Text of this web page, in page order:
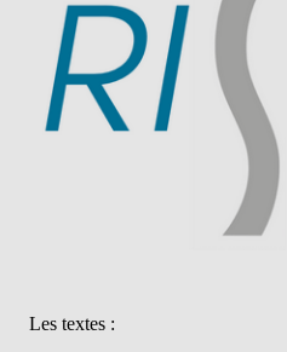
Les textes :